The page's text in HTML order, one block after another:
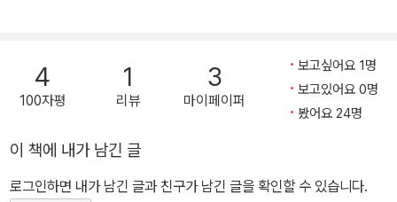
4
100자평
1
리뷰
3
마이페이퍼
보고싶어요 1명
보고있어요 0명
봤어요 24명
이 책에 내가 남긴 글
로그인하면 내가 남긴 글과 친구가 남긴 글을 확인할 수 있습니다.